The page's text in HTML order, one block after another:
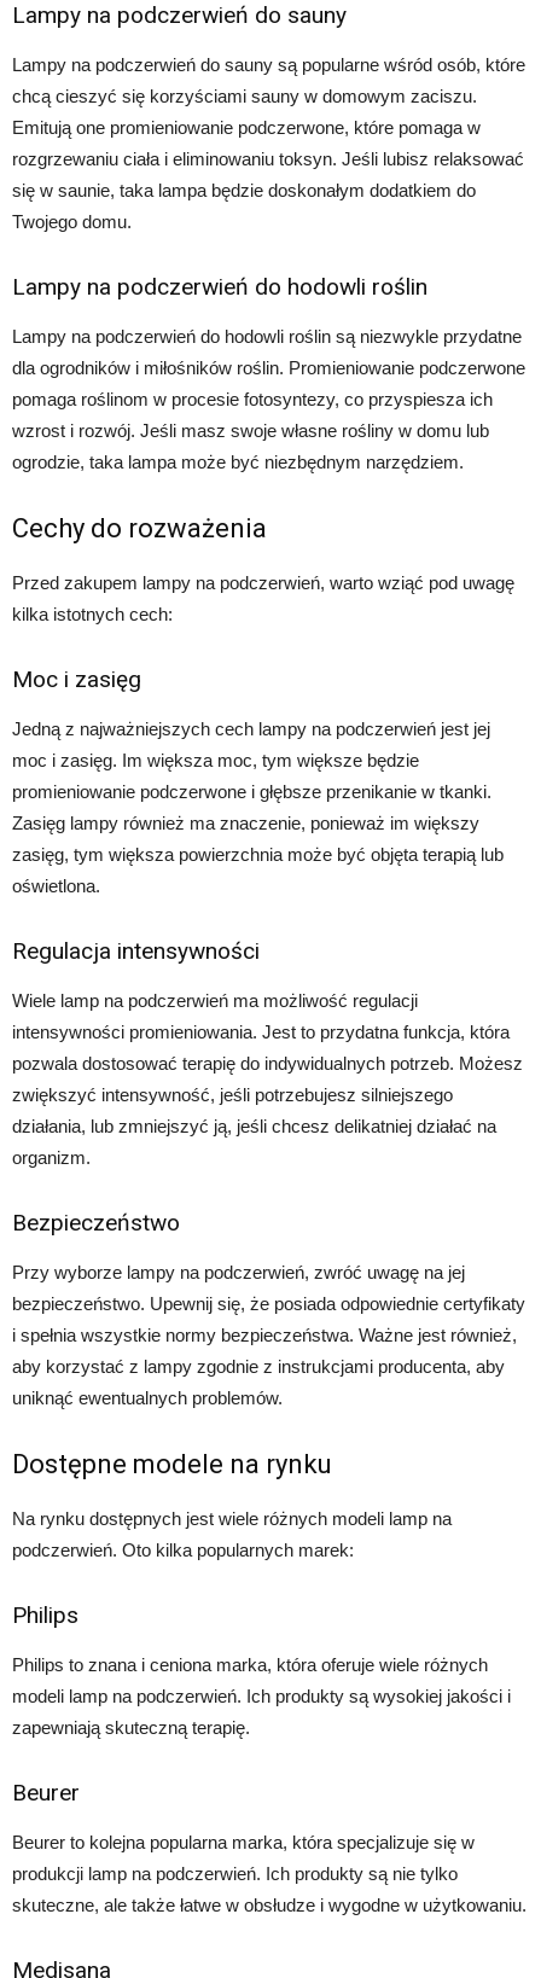
Lampy na podczerwień do sauny
Lampy na podczerwień do sauny są popularne wśród osób, które
chcą cieszyć się korzyściami sauny w domowym zaciszu.
Emitują one promieniowanie podczerwone, które pomaga w
rozgrzewaniu ciała i eliminowaniu toksyn. Jeśli lubisz relaksować
się w saunie, taka lampa będzie doskonałym dodatkiem do
Twojego domu.
Lampy na podczerwień do hodowli roślin
Lampy na podczerwień do hodowli roślin są niezwykle przydatne
dla ogrodników i miłośników roślin. Promieniowanie podczerwone
pomaga roślinom w procesie fotosyntezy, co przyspiesza ich
wzrost i rozwój. Jeśli masz swoje własne rośliny w domu lub
ogrodzie, taka lampa może być niezbędnym narzędziem.
Cechy do rozważenia
Przed zakupem lampy na podczerwień, warto wziąć pod uwagę
kilka istotnych cech:
Moc i zasięg
Jedną z najważniejszych cech lampy na podczerwień jest jej
moc i zasięg. Im większa moc, tym większe będzie
promieniowanie podczerwone i głębsze przenikanie w tkanki.
Zasięg lampy również ma znaczenie, ponieważ im większy
zasięg, tym większa powierzchnia może być objęta terapią lub
oświetlona.
Regulacja intensywności
Wiele lamp na podczerwień ma możliwość regulacji
intensywności promieniowania. Jest to przydatna funkcja, która
pozwala dostosować terapię do indywidualnych potrzeb. Możesz
zwiększyć intensywność, jeśli potrzebujesz silniejszego
działania, lub zmniejszyć ją, jeśli chcesz delikatniej działać na
organizm.
Bezpieczeństwo
Przy wyborze lampy na podczerwień, zwróć uwagę na jej
bezpieczeństwo. Upewnij się, że posiada odpowiednie certyfikaty
i spełnia wszystkie normy bezpieczeństwa. Ważne jest również,
aby korzystać z lampy zgodnie z instrukcjami producenta, aby
uniknąć ewentualnych problemów.
Dostępne modele na rynku
Na rynku dostępnych jest wiele różnych modeli lamp na
podczerwień. Oto kilka popularnych marek:
Philips
Philips to znana i ceniona marka, która oferuje wiele różnych
modeli lamp na podczerwień. Ich produkty są wysokiej jakości i
zapewniają skuteczną terapię.
Beurer
Beurer to kolejna popularna marka, która specjalizuje się w
produkcji lamp na podczerwień. Ich produkty są nie tylko
skuteczne, ale także łatwe w obsłudze i wygodne w użytkowaniu.
Medisana